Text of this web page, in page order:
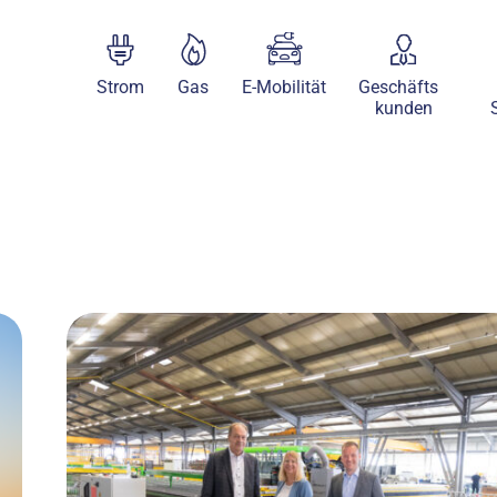
Strom Gas E-Mobilität
Geschäfts
kunden